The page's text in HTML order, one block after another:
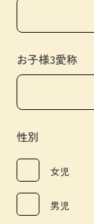
お子様3愛称
性別
女児
男児